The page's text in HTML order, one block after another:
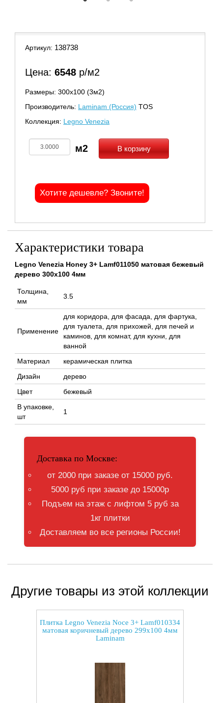
Артикул: 138738
Цена: 6548 р/м2
Размеры: 300х100 (3м2)
Производитель: Laminam (Россия) TOS
Коллекция: Legno Venezia
В корзину
Хотите дешевле? Звоните!
Характеристики товара
Legno Venezia Honey 3+ Lamf011050 матовая бежевый
дерево 300x100 4мм
Толщина,
мм
3.5
Применение
для коридора, для фасада, для фартука,
для туалета, для прихожей, для печей и
каминов, для комнат, для кухни, для
ванной
Материал
керамическая плитка
Дизайн
дерево
Цвет
бежевый
В упаковке,
шт
1
Доставка по Москве:
от 2000 при заказе от 15000 руб.
5000 руб при заказе до 15000р
Подъем на этаж с лифтом 5 руб за
1кг плитки
Доставляем во все регионы России!
Другие товары из этой коллекции
Плитка Legno Venezia Noce 3+ Lamf010334
матовая коричневый дерево 299x100 4мм
Laminam